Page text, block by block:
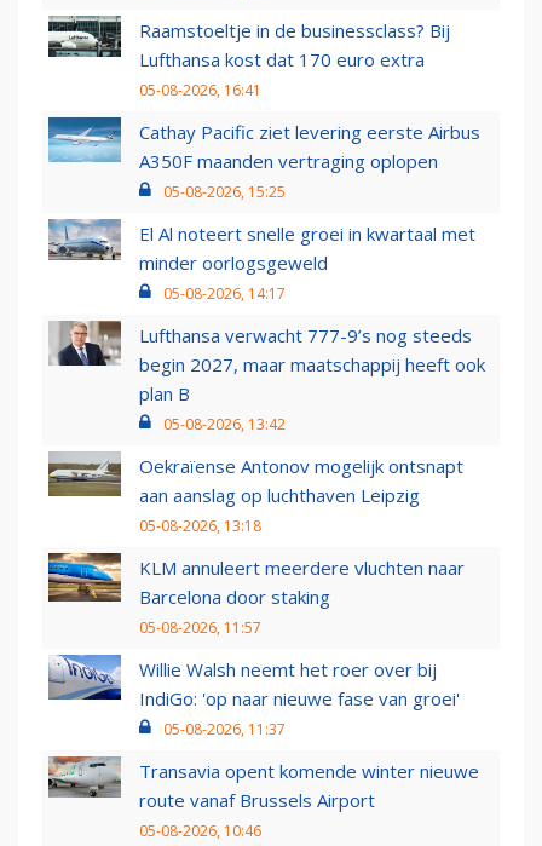
Raamstoeltje in de businessclass? Bij
Lufthansa kost dat 170 euro extra
05-08-2026, 16:41
Cathay Pacific ziet levering eerste Airbus
A350F maanden vertraging oplopen
05-08-2026, 15:25
El Al noteert snelle groei in kwartaal met
minder oorlogsgeweld
05-08-2026, 14:17
Lufthansa verwacht 777-9’s nog steeds
begin 2027, maar maatschappij heeft ook
plan B
05-08-2026, 13:42
Oekraïense Antonov mogelijk ontsnapt
aan aanslag op luchthaven Leipzig
05-08-2026, 13:18
KLM annuleert meerdere vluchten naar
Barcelona door staking
05-08-2026, 11:57
Willie Walsh neemt het roer over bij
IndiGo: 'op naar nieuwe fase van groei'
05-08-2026, 11:37
Transavia opent komende winter nieuwe
route vanaf Brussels Airport
05-08-2026, 10:46